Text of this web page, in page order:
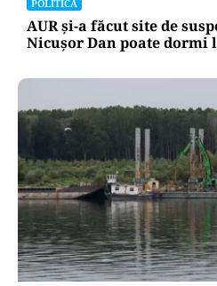
POLITICĂ
AUR și-a făcut site de
Nicușor Dan poate